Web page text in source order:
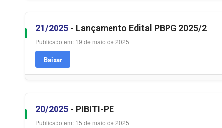
21/2025 - Lançamento Edital PBPG 2025/2
Publicado em: 19 de maio de 2025
Baixar
20/2025 - PIBITI-PE
Publicado em: 15 de maio de 2025